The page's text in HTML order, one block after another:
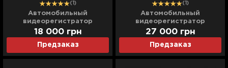
(1)
Автомобильный
видеорегистратор
Blackvue (DR770X-1CH)
(UA)
Предзаказ
18 000 грн
(1)
Автомобильный
видеорегистратор
Blackvue (DR770X-2CH)
(UA)
Предзаказ
27 000 грн